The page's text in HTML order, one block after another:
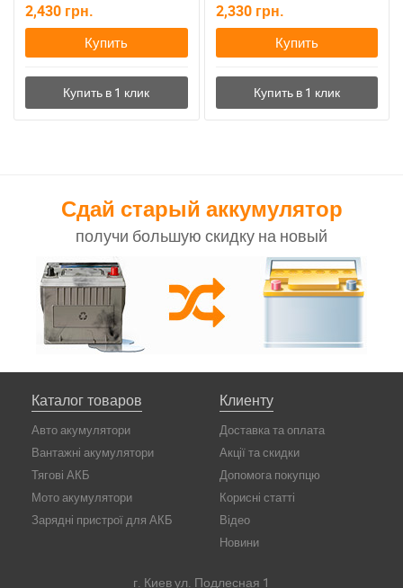
2,430 грн.
Купить
2,330 грн.
Купить
Сдай старый аккумулятор
получи большую скидку на новый
Каталог товаров
Авто акумулятори
Вантажні акумулятори
Тягові АКБ
Мото акумулятори
Зарядні пристрої для АКБ
Клиенту
Доставка та оплата
Акції та скидки
Допомога покупцю
Корисні статті
Відео
Новини
г. Киев ул. Подлесная 1